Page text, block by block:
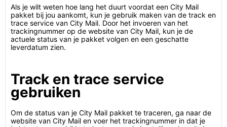
Als je wilt weten hoe lang het duurt voordat een City Mail
pakket bij jou aankomt, kun je gebruik maken van de track en
trace service van City Mail. Door het invoeren van het
trackingnummer op de website van City Mail, kun je de
actuele status van je pakket volgen en een geschatte
leverdatum zien.
Track en trace service
gebruiken
Om de status van je City Mail pakket te traceren, ga naar de
website van City Mail en voer het trackingnummer in dat je